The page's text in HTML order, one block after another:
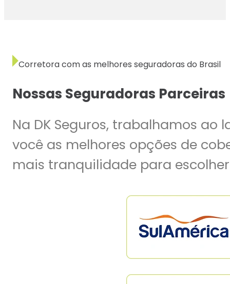
Corretora com as melhores seguradoras do Brasil
Nossas Seguradoras Parceiras
Na DK Seguros, trabalhamos
você as melhores opções de
mais tranquilidade para